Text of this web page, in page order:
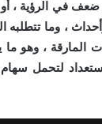
في الرؤية ،
، وما
المارقة ، وهو
لتحمل